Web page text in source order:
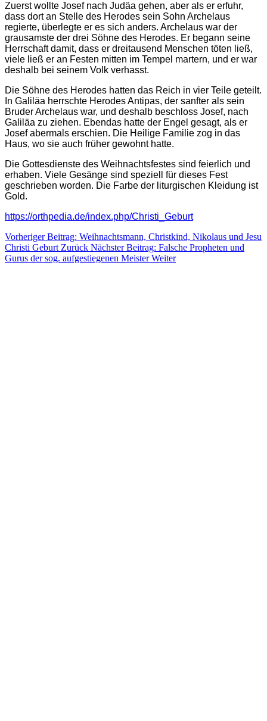
Zuerst wollte Josef nach Judäa gehen, aber als er erfuhr,
dass dort an Stelle des Herodes sein Sohn Archelaus
regierte, überlegte er es sich anders. Archelaus war der
grausamste der drei Söhne des Herodes. Er begann seine
Herrschaft damit, dass er dreitausend Menschen töten ließ,
viele ließ er an Festen mitten im Tempel martern, und er war
deshalb bei seinem Volk verhasst.
Die Söhne des Herodes hatten das Reich in vier Teile geteilt.
In Galiläa herrschte Herodes Antipas, der sanfter als sein
Bruder Archelaus war, und deshalb beschloss Josef, nach
Galiläa zu ziehen. Ebendas hatte der Engel gesagt, als er
Josef abermals erschien. Die Heilige Familie zog in das
Haus, wo sie auch früher gewohnt hatte.
Die Gottesdienste des Weihnachtsfestes sind feierlich und
erhaben. Viele Gesänge sind speziell für dieses Fest
geschrieben worden. Die Farbe der liturgischen Kleidung ist
Gold.
https://orthpedia.de/index.php/Christi_Geburt
Vorheriger Beitrag: Weihnachtsmann, Christkind, Nikolaus und Jesu
Christi GeburtZurück Nächster Beitrag: Falsche Propheten und
Gurus der sog. aufgestiegenen MeisterWeiter